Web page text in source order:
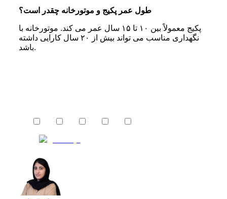
طول عمر پکیج و موتورخانه چقدر است؟
پکیج معمولاً بین ۱۰ تا ۱۵ سال عمر می‌ کند. موتورخانه با
نگهداری مناسب می ‌تواند بیش از ۲۰ سال کارایی داشته
باشد.